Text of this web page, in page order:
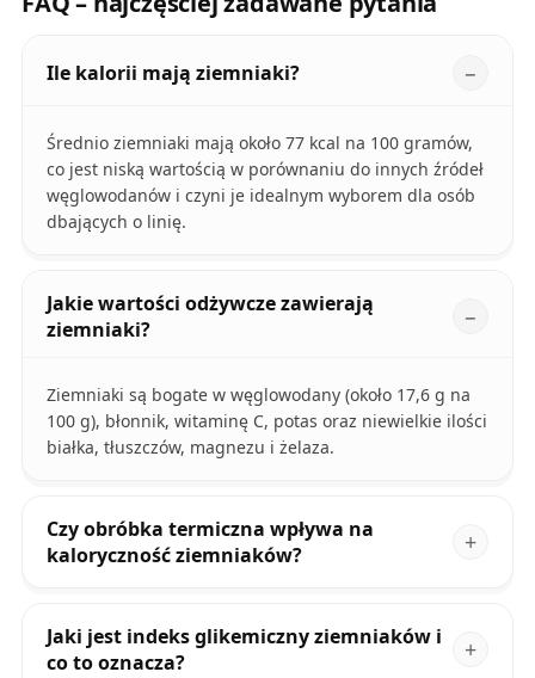
Ile kalorii mają ziemniaki?
Średnio ziemniaki mają około 77 kcal na 100 gramów,
co jest niską wartością w porównaniu do innych źródeł
węglowodanów i czyni je idealnym wyborem dla osób
dbających o linię.
Jakie wartości odżywcze zawierają
ziemniaki?
Ziemniaki są bogate w węglowodany (około 17,6 g na
100 g), błonnik, witaminę C, potas oraz niewielkie ilości
białka, tłuszczów, magnezu i żelaza.
Czy obróbka termiczna wpływa na
kaloryczność ziemniaków?
Jaki jest indeks glikemiczny ziemniaków i
co to oznacza?